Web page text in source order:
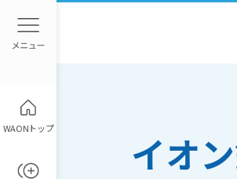
WAONトップ
イオ